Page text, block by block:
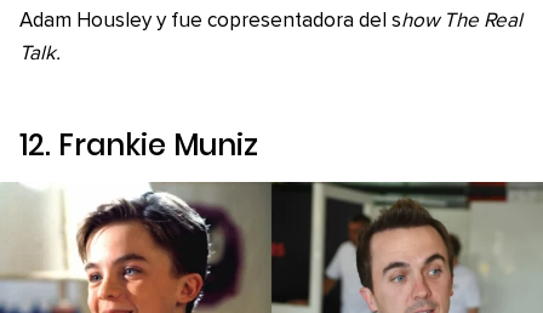
Adam Housley y fue copresentadora del show The Real
Talk.
12. Frankie Muniz